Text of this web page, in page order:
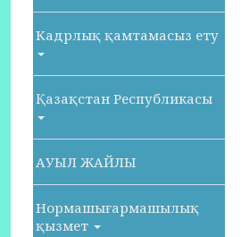
Кадрлық қамтамасыз ету
Қазақстан Республикасы
АУЫЛ ЖАЙЛЫ
Нормашығармашылық
қызмет